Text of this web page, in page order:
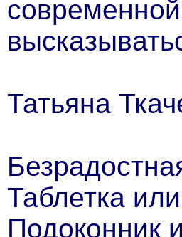
Татьяна
Таблетка
Подоконник